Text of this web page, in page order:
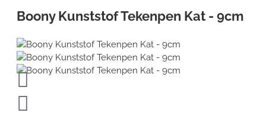
Boony Kunststof Tekenpen Kat - 9cm